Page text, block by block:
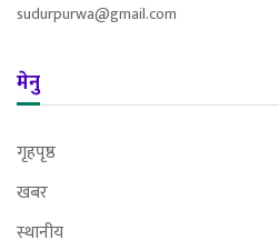
sudurpurwa@gmail.com
मेनु
गृहपृष्ठ
खबर
स्थानीय